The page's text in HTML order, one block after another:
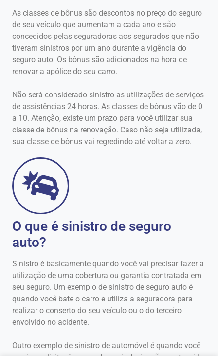
As classes de bônus são descontos no preço do seguro
de seu veículo que aumentam a cada ano e são
concedidos pelas seguradoras aos segurados que não
tiveram sinistros por um ano durante a vigência do
seguro auto. Os bônus são adicionados na hora de
renovar a apólice do seu carro.
Não será considerado sinistro as utilizações de serviços
de assistências 24 horas. As classes de bônus vão de 0
a 10. Atenção, existe um prazo para você utilizar sua
classe de bônus na renovação. Caso não seja utilizada,
sua classe de bônus vai regredindo até voltar a zero.
O que é sinistro de seguro
auto?
Sinistro é basicamente quando você vai precisar fazer a
utilização de uma cobertura ou garantia contratada em
seu seguro. Um exemplo de sinistro de seguro auto é
quando você bate o carro e utiliza a seguradora para
realizar o conserto do seu veículo ou o do terceiro
envolvido no acidente.
Outro exemplo de sinistro de automóvel é quando você